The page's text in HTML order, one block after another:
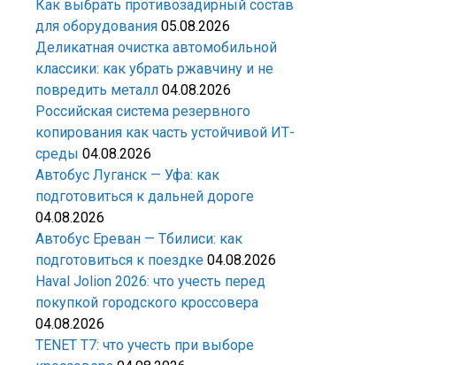
Как выбрать противозадирный состав
для оборудования 05.08.2026
Деликатная очистка автомобильной
классики: как убрать ржавчину и не
повредить металл 04.08.2026
Российская система резервного
копирования как часть устойчивой ИТ-
среды 04.08.2026
Автобус Луганск — Уфа: как
подготовиться к дальней дороге
04.08.2026
Автобус Ереван — Тбилиси: как
подготовиться к поездке 04.08.2026
Haval Jolion 2026: что учесть перед
покупкой городского кроссовера
04.08.2026
TENET T7: что учесть при выборе